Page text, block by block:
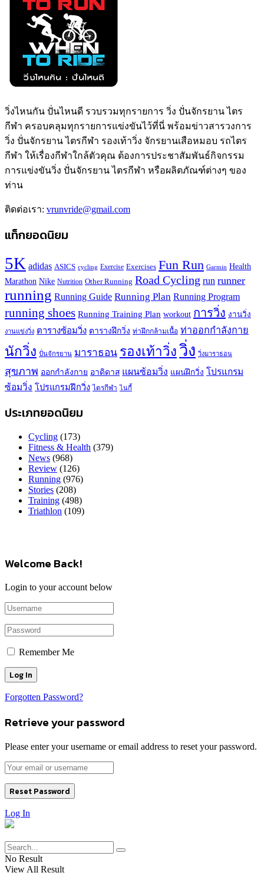
วิ่งไหนกัน ปั่นไหนดี รวบรวมทุกรายการ วิ่ง ปั่นจักรยาน ไตร
กีฬา ครอบคลุมทุกรายการแข่งขันไว้ที่นี่ พร้อมข่าวสารวงการ
วิ่ง ปั่นจักรยาน ไตรกีฬา รองเท้าวิ่ง จักรยานเสือหมอบ รถไตร
กีฬา ให้เรื่องกีฬาใกล้ตัวคุณ ต้องการประชาสัมพันธ์กิจกรรม
การแข่งขันวิ่ง ปั่นจักรยาน ไตรกีฬา หรือผลิตภัณฑ์ต่างๆ ของ
ท่าน
ติดต่อเรา: vrunvride@gmail.com
แท็กยอดนิยม
5K adidas ASICS cycling Exercise Exercises Fun Run Garmin Health
Marathon Nike Nutrition Other Running Road Cycling run runner
running Running Guide Running Plan Running Program
running shoes Running Training Plan workout การวิ่ง งานวิ่ง
งานแข่งวิ่ง ตารางซ้อมวิ่ง ตารางฝึกวิ่ง ท่าฝึกกล้ามเนื้อ ท่าออกกำลังกาย
นักวิ่ง ปั่นจักรยาน มาราธอน รองเท้าวิ่ง วิ่ง วิ่งมาราธอน
สุขภาพ ออกกำลังกาย อาดิดาส แผนซ้อมวิ่ง แผนฝึกวิ่ง โปรแกรม
ซ้อมวิ่ง โปรแกรมฝึกวิ่ง ไตรกีฬา ไนกี้
ประเภทยอดนิยม
Cycling (173)
Fitness & Health (379)
News (968)
Review (126)
Running (976)
Stories (208)
Training (498)
Triathlon (109)
Welcome Back!
Login to your account below
Remember Me
Forgotten Password?
Retrieve your password
Please enter your username or email address to reset your password.
Log In
No Result
View All Result